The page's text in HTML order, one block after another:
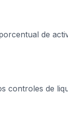
de
controles de